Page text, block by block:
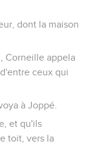
dont la maison
Corneille appela
ceux qui
à Joppé.
et qu'ils
toit, vers la